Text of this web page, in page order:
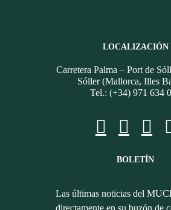
LOCALIZACIÓN
Carretera Palma – Port de
Sóller (Mallorca, Illes
Tel.: (+34) 971 634
BOLETÍN
Las últimas noticias del
directamente en su buzón de